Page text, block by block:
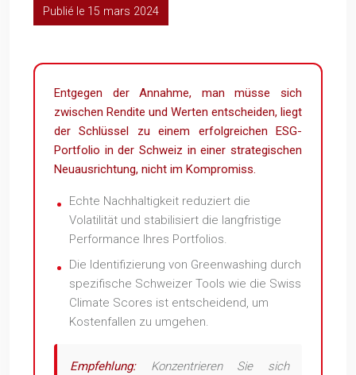
Publié le 15 mars 2024
Entgegen der Annahme, man müsse sich
zwischen Rendite und Werten entscheiden, liegt
der Schlüssel zu einem erfolgreichen ESG-
Portfolio in der Schweiz in einer strategischen
Neuausrichtung, nicht im Kompromiss.
Echte Nachhaltigkeit reduziert die
Volatilität und stabilisiert die langfristige
Performance Ihres Portfolios.
Die Identifizierung von Greenwashing durch
spezifische Schweizer Tools wie die Swiss
Climate Scores ist entscheidend, um
Kostenfallen zu umgehen.
Empfehlung:Konzentrieren Sie sich